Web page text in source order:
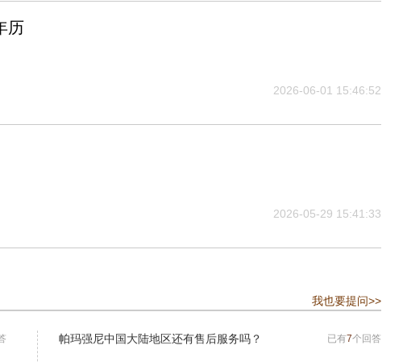
历
2026-06-01 15:46:52
2026-05-29 15:41:33
我也要提问>>
帕玛强尼中国大陆地区还有售后服务吗？ 已有7个回答